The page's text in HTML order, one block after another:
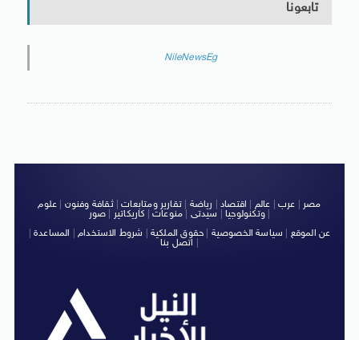
تابعونا
NileNewsEg
مصر عرب عالم اقتصاد رياضة |تقارير ومتابعات|ثقافة وفنون
علوم
وتكنولوجيا| سيدتى منوعات كاريكاتير صور
|
عن الموقع
سياسة الخصوصية حقوق الملكية شروط الاستخدام| المساعدة|
اتصل بنا